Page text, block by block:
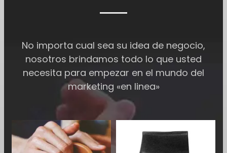
No importa cual sea su idea de negocio,
nosotros brindamos todo lo que usted
necesita para empezar en el mundo del
marketing «en linea»